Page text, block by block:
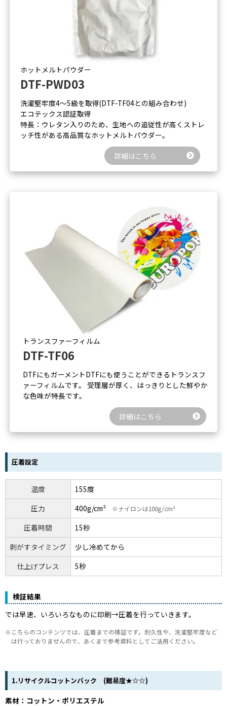
ホットメルトパウダー
DTF-PWD03
洗濯堅牢度4～5級を取得(DTF-TF04との組み合わせ)
エコテックス認証取得
特長：ウレタン入りのため、生地への追従性が高くストレ
ッチ性がある高品質なホットメルトパウダー。
詳細はこちら
トランスファーフィルム
DTF-TF06
DTFにもガーメントDTFにも使うことができるトランスフ
ァーフィルムです。 受理層が厚く、はっきりとした鮮やか
な色味が特長です。
詳細はこちら
圧着設定
温度
155度
圧力
400g/cm² ナイロンは100g/cm²
圧着時間
15秒
剥がすタイミング
少し冷めてから
仕上げプレス
5秒
検証結果
では早速、いろいろなものに印刷→圧着を行っていきます。
こちらのコンテンツでは、圧着までの検証です。耐久性や、洗濯堅牢度など
は行っておりませんので、あくまで参考資料としてご活用ください。
1.リサイクルコットンバック (難易度★☆☆)
素材：コットン・ポリエステル